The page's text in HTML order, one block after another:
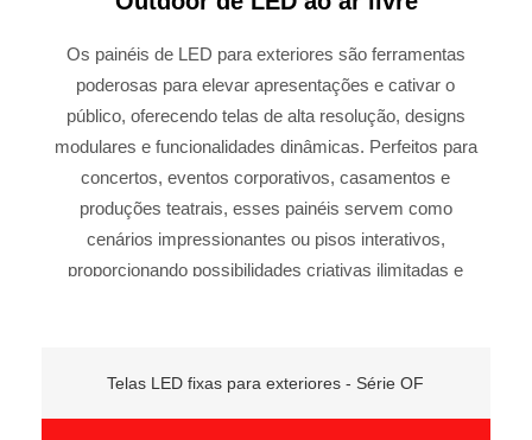
Os painéis de LED para exteriores são ferramentas
poderosas para elevar apresentações e cativar o
público, oferecendo telas de alta resolução, designs
modulares e funcionalidades dinâmicas. Perfeitos para
concertos, eventos corporativos, casamentos e
produções teatrais, esses painéis servem como
cenários impressionantes ou pisos interativos,
proporcionando possibilidades criativas ilimitadas e
Telas LED fixas para exteriores - Série OF